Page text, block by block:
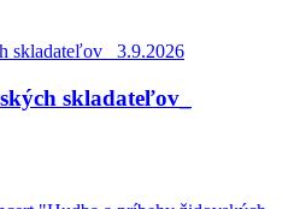
skladateľov_